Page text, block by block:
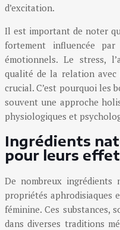
d’excitation.
Il est important de noter
fortement influencée
émotionnels. Le stress,
qualité de la relation
crucial. C’est pourquoi les
souvent une approche
physiologiques et
Ingrédients
pour leurs
De nombreux
propriétés aphrodisiaques
féminine. Ces substances,
dans diverses traditions